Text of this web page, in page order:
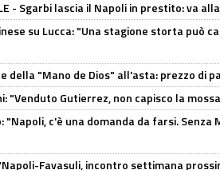
- Sgarbi lascia il Napoli in prestito: va
su Lucca: "Una stagione storta può
della "Mano de Dios" all'asta: prezzo di
"Venduto Gutierrez, non capisco la
"Napoli, c'è una domanda da farsi.
Favasuli, incontro settimana